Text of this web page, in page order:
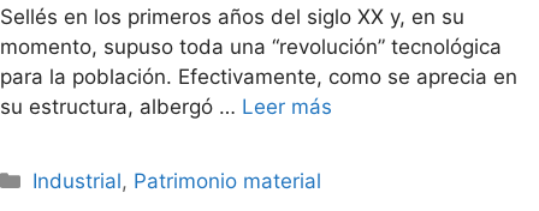
Sellés en los primeros años del siglo XX y, en su
momento, supuso toda una “revolución” tecnológica
para la población. Efectivamente, como se aprecia en
su estructura, albergó … Leer más
Categorías
Industrial, Patrimonio material